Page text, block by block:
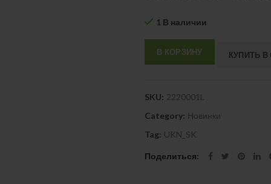
1 В наличии
В КОРЗИНУ КУПИТЬ В
SKU: 2220001L
Category: Новинки
Tag: UKN_SK
Поделиться